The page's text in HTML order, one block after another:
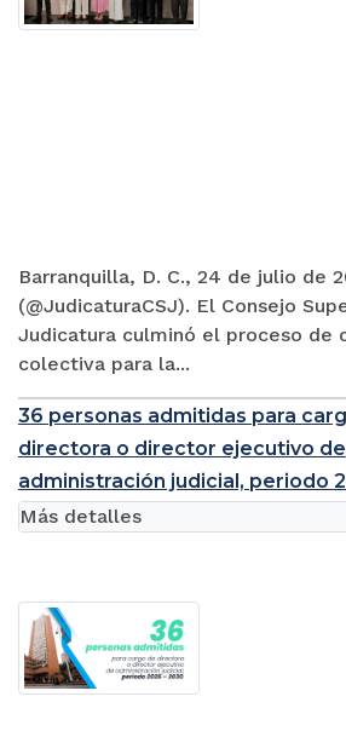
Barranquilla, D. C., 24 de julio de
(@JudicaturaCSJ). El Consejo
Judicatura culminó el proceso de
colectiva para la...
36 personas admitidas para
directora o director ejecutivo de
administración judicial, periodo
Más detalles